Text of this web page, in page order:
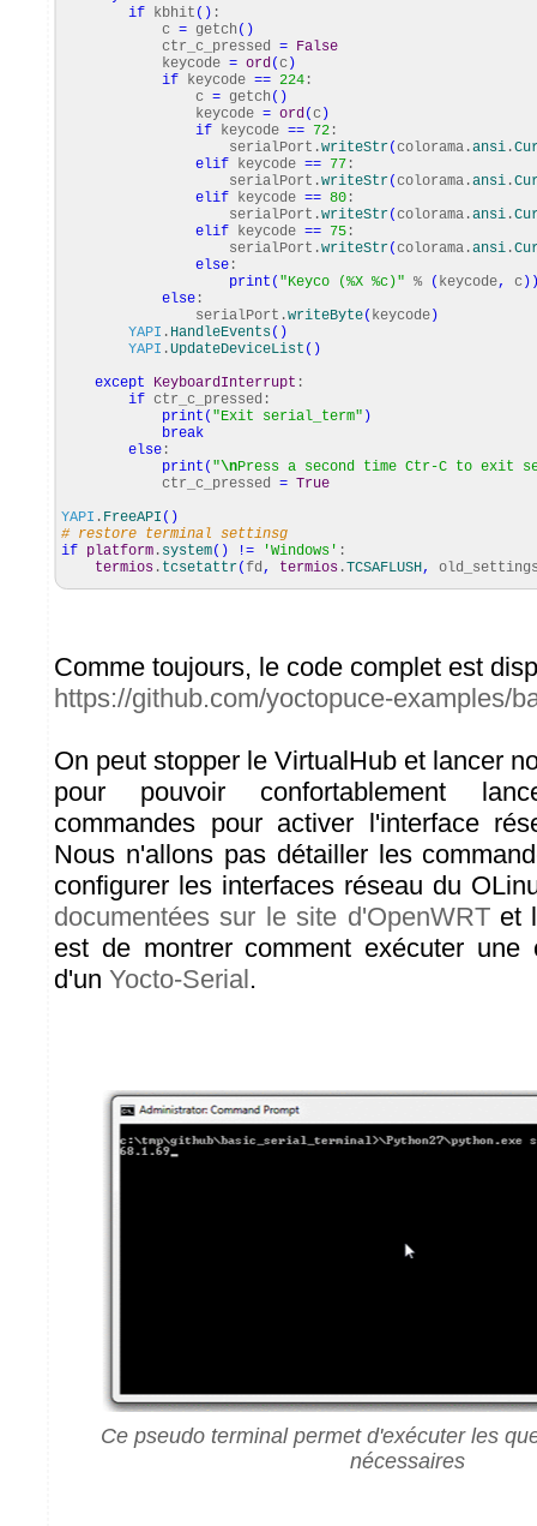
if kbhit ( ) :
c = getch ( )
ctr_c_pressed = False
keycode = ord(c )
if keycode == 224 :
c = getch ( )
keycode = ord(c )
if keycode == 72 :
serialPort.writeStr(colorama.ansi .
elif keycode == 77 :
serialPort.writeStr(colorama.ansi .
elif keycode == 80 :
serialPort.writeStr(colorama.ansi .
elif keycode == 75 :
serialPort.writeStr(colorama.ansi .
else :
print ( "Keyco (%X %c)" % ( keycode, c )
else :
serialPort.writeByte( keycode )
YAPI . HandleEvents( )
YAPI .UpdateDeviceList ( )
except
KeyboardInterrupt :
if ctr_c_pressed:
print ( "Exit serial_term" )
break
else :
print ( "\nPress a second time Ctr-C to exit
ctr_c_pressed = True
YAPI . FreeAPI ( )
# restore terminal settinsg
if platform . system( ) != 'Windows' :
termios . tcsetattr( fd, termios .TCSAFLUSH,
Comme toujours, le code complet est
https://github.com/yoctopuce-examples/
On peut stopper le VirtualHub et lancer
pour pouvoir confortablement
commandes pour activer l'interface
Nous n'allons pas détailler les
configurer les interfaces réseau du
documentées sur le site d'OpenWRTet
est de montrer comment exécuter une
d'un Yocto-Serial.
Ce pseudo terminal permet d'exécuter les
nécessaires